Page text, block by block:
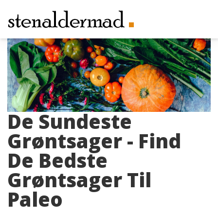
De Sundeste
Grøntsager - Find
De Bedste
Grøntsager Til
Paleo